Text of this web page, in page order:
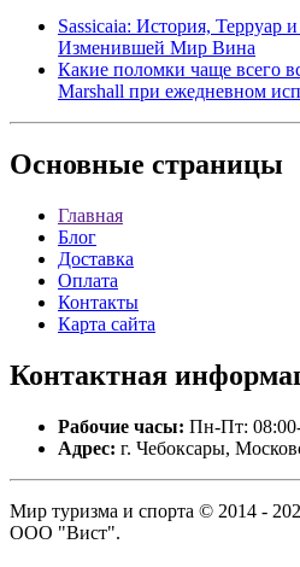
Sassicaia: История, Терруар
Изменившей Мир Вина
Какие поломки чаще всего
Marshall при ежедневном
Основные страницы
Главная
Блог
Доставка
Оплата
Контакты
Карта сайта
Контактная
Рабочие часы: Пн-Пт:
Адрес: г. Чебоксары,
Мир туризма и спорта © 2014 -
ООО "Вист".